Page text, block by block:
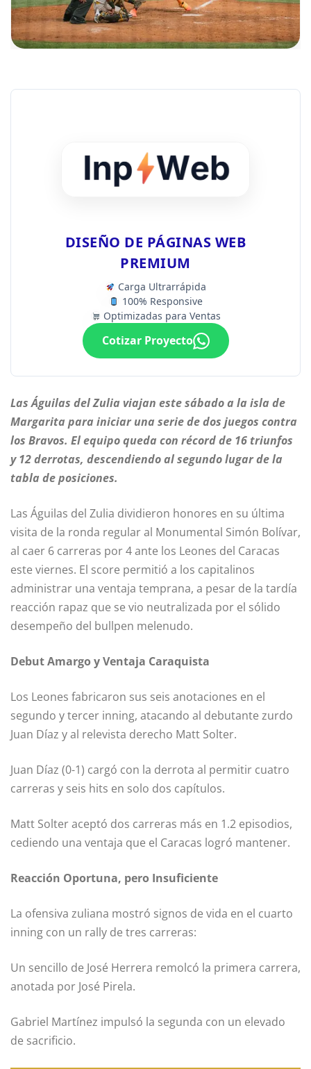
DISEÑO DE PÁGINAS WEB
PREMIUM
Carga Ultrarrápida
100% Responsive
Optimizadas para Ventas
Cotizar Proyecto
Las Águilas del Zulia viajan este sábado a la isla de
Margarita para iniciar una serie de dos juegos contra
los Bravos. El equipo queda con récord de 16 triunfos
y 12 derrotas, descendiendo al segundo lugar de la
tabla de posiciones.
Las Águilas del Zulia dividieron honores en su última
visita de la ronda regular al Monumental Simón Bolívar,
al caer 6 carreras por 4 ante los Leones del Caracas
este viernes. El score permitió a los capitalinos
administrar una ventaja temprana, a pesar de la tardía
reacción rapaz que se vio neutralizada por el sólido
desempeño del bullpen melenudo.
Debut Amargo y Ventaja Caraquista
Los Leones fabricaron sus seis anotaciones en el
segundo y tercer inning, atacando al debutante zurdo
Juan Díaz y al relevista derecho Matt Solter.
Juan Díaz (0-1) cargó con la derrota al permitir cuatro
carreras y seis hits en solo dos capítulos.
Matt Solter aceptó dos carreras más en 1.2 episodios,
cediendo una ventaja que el Caracas logró mantener.
Reacción Oportuna, pero Insuficiente
La ofensiva zuliana mostró signos de vida en el cuarto
inning con un rally de tres carreras:
Un sencillo de José Herrera remolcó la primera carrera,
anotada por José Pirela.
Gabriel Martínez impulsó la segunda con un elevado
de sacrificio.